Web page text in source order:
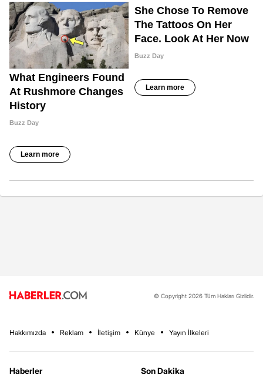
© Copyright 2026 Tüm Hakları Gizlidir.
Hakkımızda Reklam İletişim Künye Yayın İlkeleri
Haberler
Son Dakika